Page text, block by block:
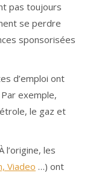
pas toujours
se perdre
sponsorisées
d’emploi ont
exemple,
le gaz et
l’origine, les
Viadeo …) ont